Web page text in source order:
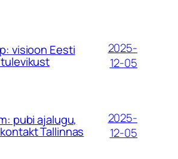
visioon Eesti
2025-
12-05
pubi ajalugu,
Tallinnas
2025-
12-05